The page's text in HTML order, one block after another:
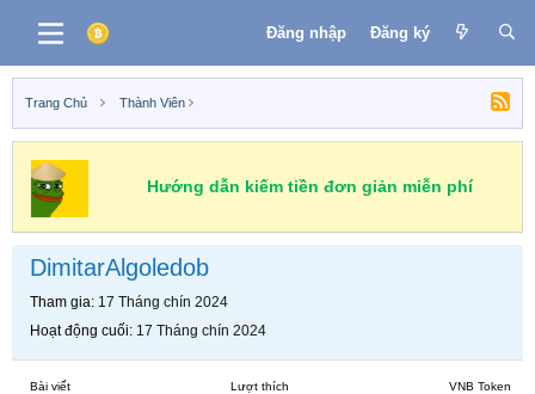
Đăng nhập Đăng ký
Trang Chủ Thành Viên
Hướng dẫn kiếm tiền đơn giản miễn phí
DimitarAlgoledob
Tham gia 17 Tháng chín 2024
Hoạt động cuối 17 Tháng chín 2024
Bài viết Lượt thích VNB Token